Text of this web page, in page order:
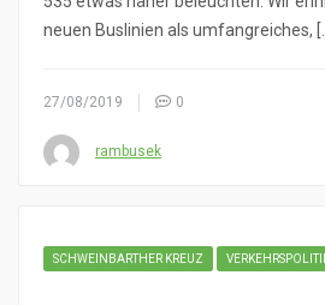
neuen Buslinien als umfangreiches,
27/08/2019 0
rambusek
SCHWEINBARTHER KREUZ